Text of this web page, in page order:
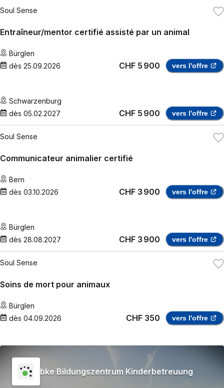
Soul Sense
Entraîneur/mentor certifié assisté par un animal
Bürglen
dès 25.09.2026 CHF 5 900 vers l'offre
Schwarzenburg
dès 05.02.2027 CHF 5 900 vers l'offre
Soul Sense
Communicateur animalier certifié
Bern
dès 03.10.2026 CHF 3 900 vers l'offre
Bürglen
dès 28.08.2027 CHF 3 900 vers l'offre
Soul Sense
Soins de mort pour animaux
Bürglen
dès 04.09.2026 CHF 350 vers l'offre
bke Bildungszentrum Kinderbetreuung